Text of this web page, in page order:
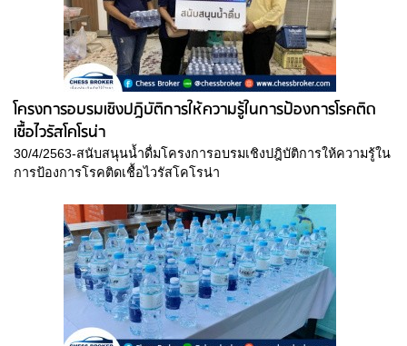
โครงการอบรมเชิงปฎิบัติการให้ความรู้ในการป้องการโรคติด
เชื้อไวรัสโคโรน่า
30/4/2563-สนับสนุนน้ำดื่มโครงการอบรมเชิงปฎิบัติการให้ความรู้ใน
การป้องการโรคติดเชื้อไวรัสโคโรน่า